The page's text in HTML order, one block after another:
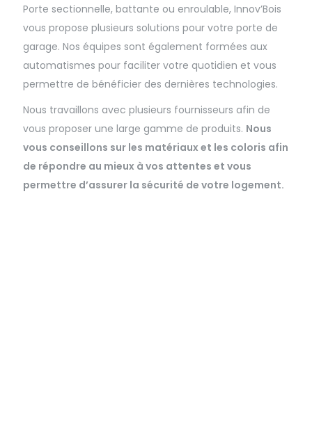
Porte sectionnelle, battante ou enroulable, Innov’Bois
vous propose plusieurs solutions pour votre porte de
garage. Nos équipes sont également formées aux
automatismes pour faciliter votre quotidien et vous
permettre de bénéficier des dernières technologies.
Nous travaillons avec plusieurs fournisseurs afin de
vous proposer une large gamme de produits. Nous
vous conseillons sur les matériaux et les coloris afin
de répondre au mieux à vos attentes et vous
permettre d’assurer la sécurité de votre logement.